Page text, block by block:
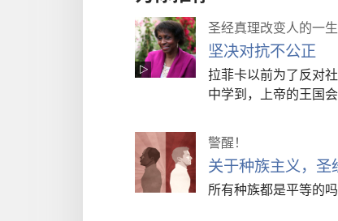
圣经真理改变人的一生
坚决对抗不公正
拉菲卡以前为了反对
中学到，上帝的王国
警醒！
关于种族主义，圣
所有种族都是平等的